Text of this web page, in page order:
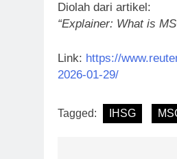
Diolah dari artikel:
“Explainer: What is
Link: https://
2026-01-29/
Tagged: IHSG